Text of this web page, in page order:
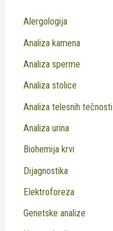
Alergologija
Analiza kamena
Analiza sperme
Analiza stolice
Analiza telesnih tečnosti
Analiza urina
Biohemija krvi
Dijagnostika
Elektroforeza
Genetske analize